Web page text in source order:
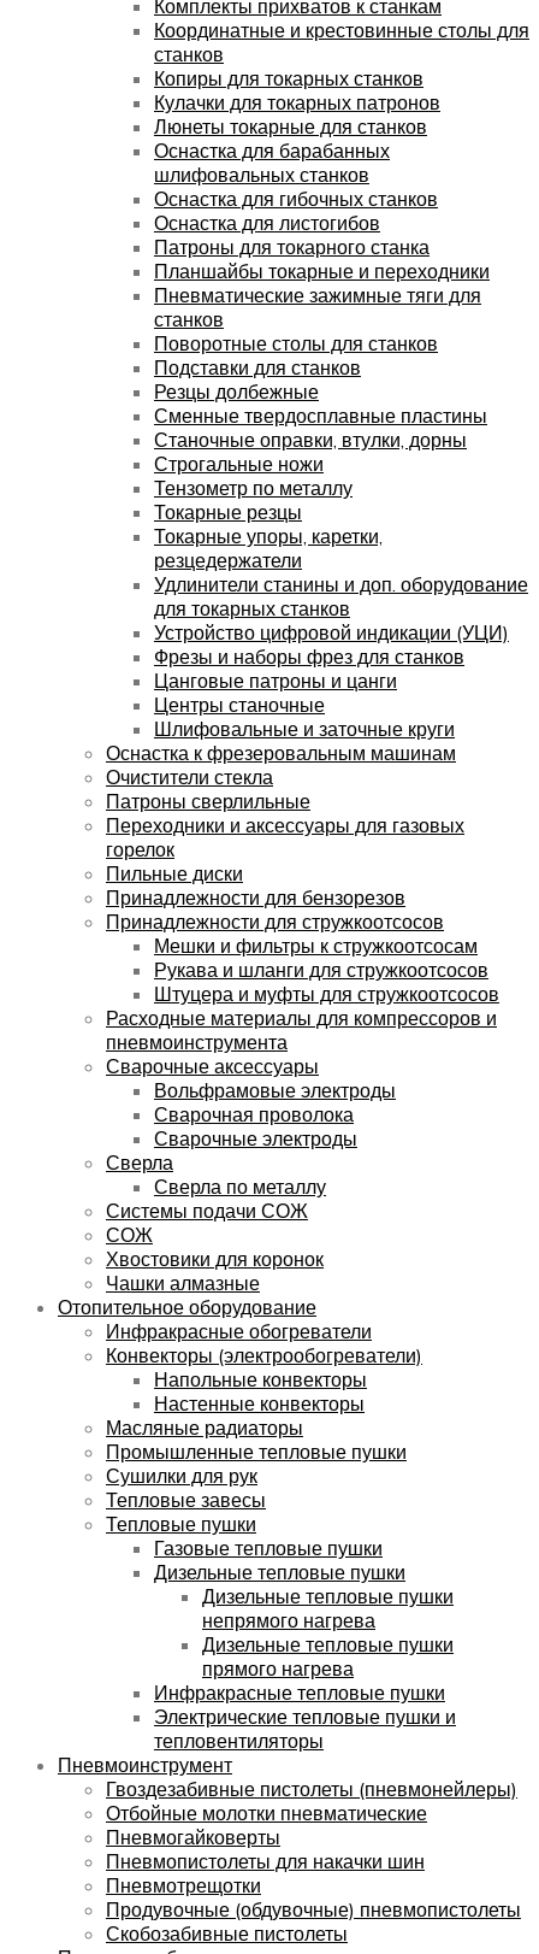
Комплекты прихватов к станкам
Координатные и крестовинные столы для
станков
Копиры для токарных станков
Кулачки для токарных патронов
Люнеты токарные для станков
Оснастка для барабанных
шлифовальных станков
Оснастка для гибочных станков
Оснастка для листогибов
Патроны для токарного станка
Планшайбы токарные и переходники
Пневматические зажимные тяги для
станков
Поворотные столы для станков
Подставки для станков
Резцы долбежные
Сменные твердосплавные пластины
Станочные оправки, втулки, дорны
Строгальные ножи
Тензометр по металлу
Токарные резцы
Токарные упоры, каретки,
резцедержатели
Удлинители станины и доп. оборудование
для токарных станков
Устройство цифровой индикации (УЦИ)
Фрезы и наборы фрез для станков
Цанговые патроны и цанги
Центры станочные
Шлифовальные и заточные круги
Оснастка к фрезеровальным машинам
Очистители стекла
Патроны сверлильные
Переходники и аксессуары для газовых
горелок
Пильные диски
Принадлежности для бензорезов
Принадлежности для стружкоотсосов
Мешки и фильтры к стружкоотсосам
Рукава и шланги для стружкоотсосов
Штуцера и муфты для стружкоотсосов
Расходные материалы для компрессоров и
пневмоинструмента
Сварочные аксессуары
Вольфрамовые электроды
Сварочная проволока
Сварочные электроды
Сверла
Сверла по металлу
Системы подачи СОЖ
СОЖ
Хвостовики для коронок
Чашки алмазные
Отопительное оборудование
Инфракрасные обогреватели
Конвекторы (электрообогреватели)
Напольные конвекторы
Настенные конвекторы
Масляные радиаторы
Промышленные тепловые пушки
Сушилки для рук
Тепловые завесы
Тепловые пушки
Газовые тепловые пушки
Дизельные тепловые пушки
Дизельные тепловые пушки
непрямого нагрева
Дизельные тепловые пушки
прямого нагрева
Инфракрасные тепловые пушки
Электрические тепловые пушки и
тепловентиляторы
Пневмоинструмент
Гвоздезабивные пистолеты (пневмонейлеры)
Отбойные молотки пневматические
Пневмогайковерты
Пневмопистолеты для накачки шин
Пневмотрещотки
Продувочные (обдувочные) пневмопистолеты
Скобозабивные пистолеты